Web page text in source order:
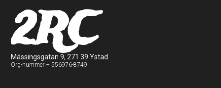
2RC
Mässingsgatan 9, 271 39 Ystad
Org-nummer – 556976-8749